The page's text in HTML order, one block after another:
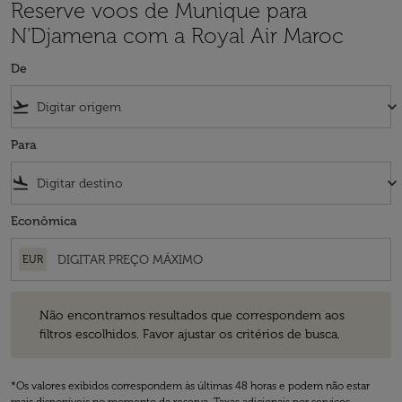
Reserve voos de Munique para
N'Djamena com a Royal Air Maroc
De
flight_takeoff keyboard_arrow_down
Para
flight_land keyboard_arrow_down
Econômica
EUR
Não encontramos resultados que correspondem aos
filtros escolhidos. Favor ajustar os critérios de busca.
*Os valores exibidos correspondem às últimas 48 horas e podem não estar